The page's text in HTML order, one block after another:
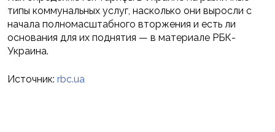
типы коммунальных услуг, насколько они выросли с
начала полномасштабного вторжения и есть ли
основания для их поднятия — в материале РБК-
Украина.
Источник: rbc.ua